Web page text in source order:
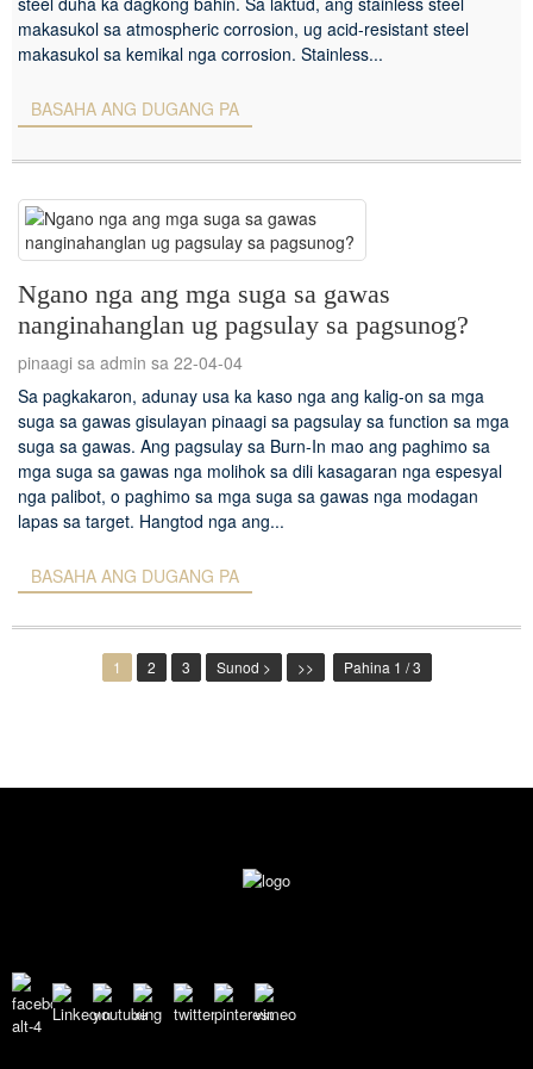
makasukol sa atmospheric corrosion, ug acid-resistant steel
makasukol sa kemikal nga corrosion. Stainless...
BASAHA ANG DUGANG PA
Ngano nga ang mga suga sa gawas
nanginahanglan ug pagsulay sa pagsunog?
pinaagi sa admin sa 22-04-04
Sa pagkakaron, adunay usa ka kaso nga ang kalig-on sa mga
suga sa gawas gisulayan pinaagi sa pagsulay sa function sa mga
suga sa gawas. Ang pagsulay sa Burn-In mao ang paghimo sa
mga suga sa gawas nga molihok sa dili kasagaran nga espesyal
nga palibot, o paghimo sa mga suga sa gawas nga modagan
lapas sa target. Hangtod nga ang...
BASAHA ANG DUGANG PA
1 2 3 Sunod > >> Pahina 1 / 3